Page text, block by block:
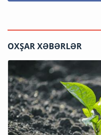
OXŞAR XƏBƏRLƏR